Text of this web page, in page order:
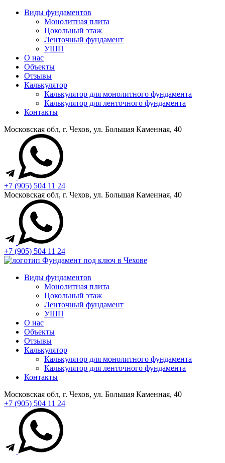
Виды фундаментов
Монолитная плита
Цокольный этаж
Ленточный фундамент
УШП
О нас
Объекты
Отзывы
Калькулятор
Калькулятор для монолитного фундамента
Калькулятор для ленточного фундамента
Контакты
Московская обл, г. Чехов, ул. Большая Каменная, 40
+7 (905) 504 11 24
Московская обл, г. Чехов, ул. Большая Каменная, 40
+7 (905) 504 11 24
Виды фундаментов
Монолитная плита
Цокольный этаж
Ленточный фундамент
УШП
О нас
Объекты
Отзывы
Калькулятор
Калькулятор для монолитного фундамента
Калькулятор для ленточного фундамента
Контакты
Московская обл, г. Чехов, ул. Большая Каменная, 40
+7 (905) 504 11 24